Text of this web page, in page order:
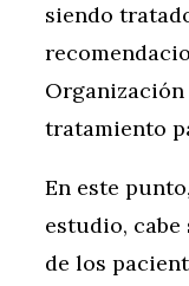
siendo
tratamiento
En este
estudio,
de los